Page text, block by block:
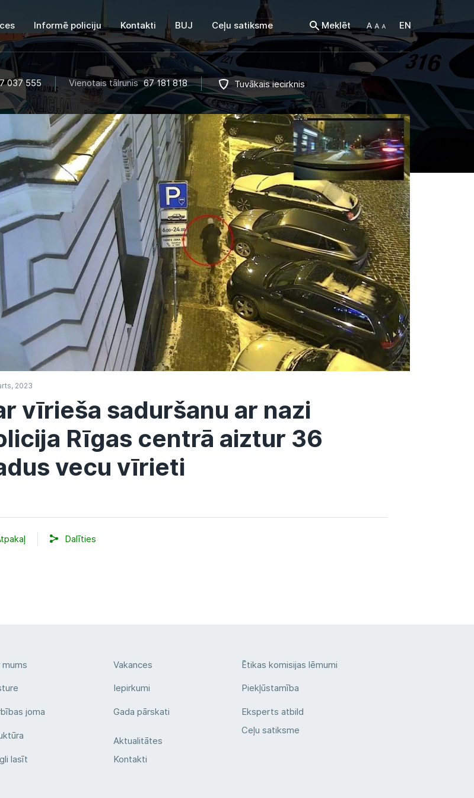
Informē policiju Kontakti BUJ Ceļu satiksme Meklēt EN
037 555 Vienotais tālrunis 67 181 818 Tuvākais iecirknis
2023
vīrieša saduršanu ar nazi
Rīgas centrā aiztur 36
vecu vīrieti
Dalīties
mums
joma
lasīt
Vakances
Iepirkumi
Gada pārskati
Aktualitātes
Kontakti
Ētikas komisijas lēmumi
Piekļūstamība
Eksperts atbild
Ceļu satiksme